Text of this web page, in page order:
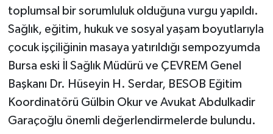
toplumsal bir sorumluluk olduğuna vurgu yapıldı.
Sağlık, eğitim, hukuk ve sosyal yaşam boyutlarıyla
çocuk işçiliğinin masaya yatırıldığı sempozyumda
Bursa eski İl Sağlık Müdürü ve ÇEVREM Genel
Başkanı Dr. Hüseyin H. Serdar, BESOB Eğitim
Koordinatörü Gülbin Okur ve Avukat Abdulkadir
Garaçoğlu önemli değerlendirmelerde bulundu.